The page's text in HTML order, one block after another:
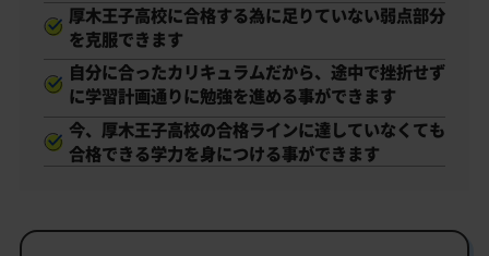
厚木王子高校に合格する為に足りていない弱点部分
を克服できます
自分に合ったカリキュラムだから、途中で挫折せず
に学習計画通りに勉強を進める事ができます
今、厚木王子高校の合格ラインに達していなくても
合格できる学力を身につける事ができます